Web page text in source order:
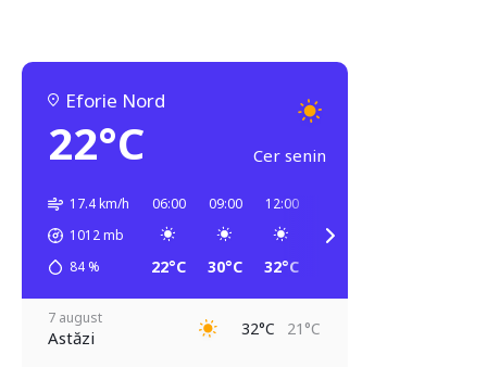
Eforie Nord
22°C Cer senin
17.4 km/h
1012mb
84 %
06:00
22°C
09:00
30°C
12:00
32°C
7 august
Astăzi 32°C 21°C